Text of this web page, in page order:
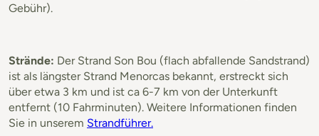
Gebühr).
Strände: Der Strand Son Bou (flach abfallende Sandstrand)
ist als längster Strand Menorcas bekannt, erstreckt sich
über etwa 3 km und ist ca 6-7 km von der Unterkunft
entfernt (10 Fahrminuten). Weitere Informationen finden
Sie in unserem Strandführer.